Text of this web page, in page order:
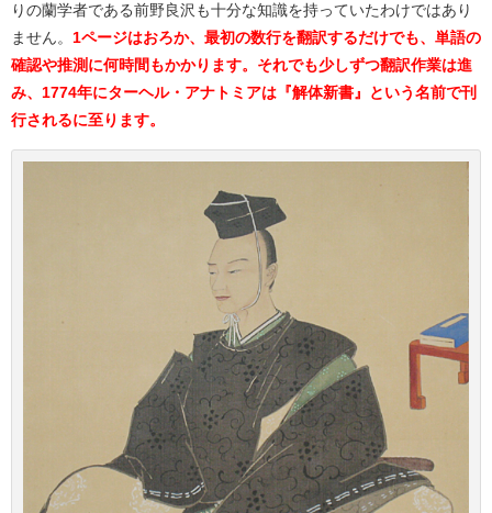
りの蘭学者である前野良沢も十分な知識を持っていたわけではあり
ません。 1ページはおろか、最初の数行を翻訳するだけでも、単語の
確認や推測に何時間もかかります。それでも少しずつ翻訳作業は進
み、1774年にターヘル・アナトミアは『解体新書』という名前で刊
行されるに至ります。